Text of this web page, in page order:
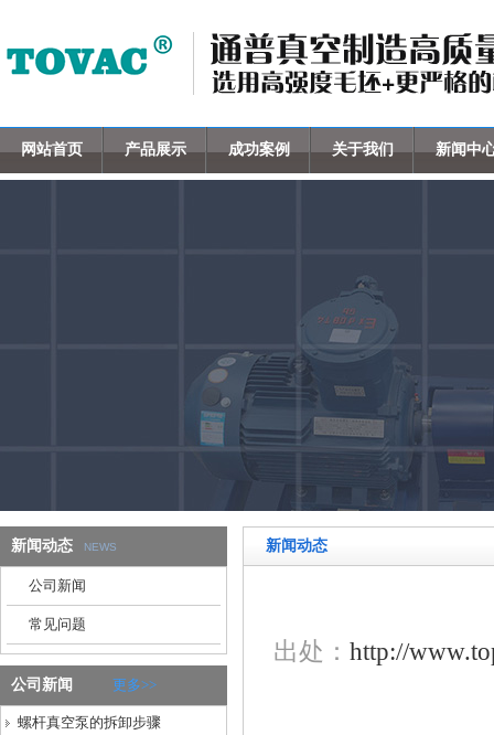
网站首页 产品展示 成功案例 关于我们 新闻中
新闻动态 NEWS
公司新闻
常见问题
公司新闻 更多>>
螺杆真空泵的拆卸步骤
新闻动态
出处： http://